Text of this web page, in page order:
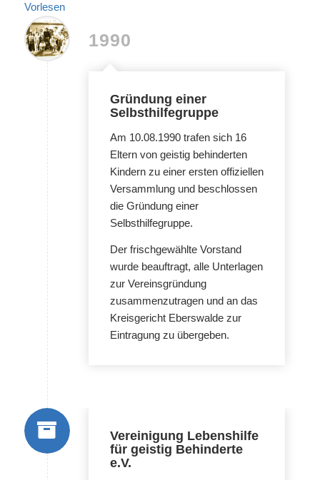
Vorlesen
1990
Gründung einer
Selbsthilfegruppe
Am 10.08.1990 trafen sich 16
Eltern von geistig behinderten
Kindern zu einer ersten offiziellen
Versammlung und beschlossen
die Gründung einer
Selbsthilfegruppe.
Der frischgewählte Vorstand
wurde beauftragt, alle Unterlagen
zur Vereinsgründung
zusammenzutragen und an das
Kreisgericht Eberswalde zur
Eintragung zu übergeben.
Vereinigung Lebenshilfe
für geistig Behinderte
e.V.